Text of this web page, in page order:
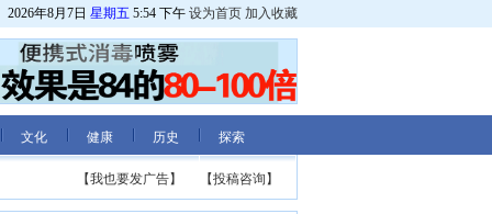
2026年8月7日 星期五 5:54 下午 设为首页 加入收藏
文化 健康 历史 探索
【投稿咨询】
【我也要发广告】